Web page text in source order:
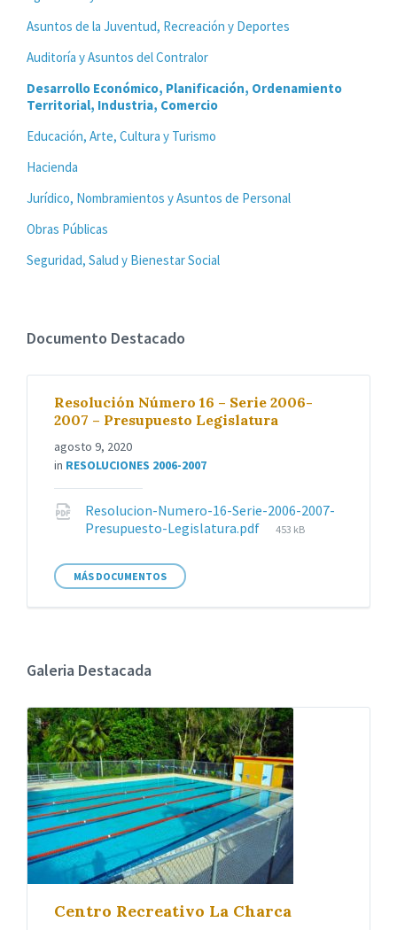
Asuntos de la Juventud, Recreación y Deportes
Auditoría y Asuntos del Contralor
Desarrollo Económico, Planificación, Ordenamiento
Territorial, Industria, Comercio
Educación, Arte, Cultura y Turismo
Hacienda
Jurídico, Nombramientos y Asuntos de Personal
Obras Públicas
Seguridad, Salud y Bienestar Social
Documento Destacado
Resolución Número 16 – Serie 2006-
2007 – Presupuesto Legislatura
agosto 9, 2020
in RESOLUCIONES 2006-2007
Resolucion-Numero-16-Serie-2006-2007-
Presupuesto-Legislatura.pdf
File
453 kB
MÁS DOCUMENTOS
Galeria Destacada
Centro Recreativo La Charca